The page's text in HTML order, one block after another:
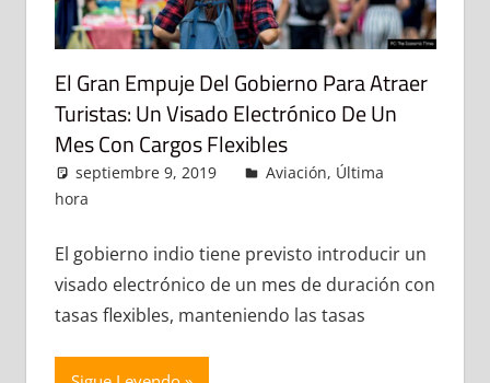
El Gran Empuje Del Gobierno Para Atraer
Turistas: Un Visado Electrónico De Un
Mes Con Cargos Flexibles
septiembre 9, 2019 admin
Aviación, Última
hora
El gobierno indio tiene previsto introducir un
visado electrónico de un mes de duración con
tasas flexibles, manteniendo las tasas